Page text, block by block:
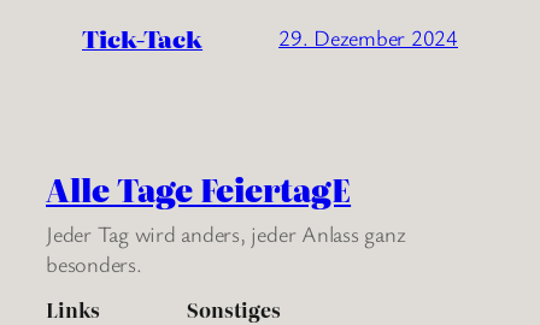
Tick-Tack 29. Dezember 2024
Alle Tage FeiertagE
Jeder Tag wird anders, jeder Anlass ganz
besonders.
Links
Sonstiges